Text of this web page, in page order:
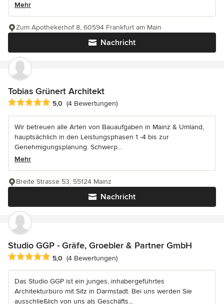
Mehr
Nachricht
Zum Apothekerhof 8, 60594 Frankfurt am Main
Tobias Grünert Architekt
Durchschnittliche Bewertung: 5 von 5 Sternen
5,0 (4 Bewertungen)
Wir betreuen alle Arten von Bauaufgaben in Mainz & Umland,
hauptsächlich in den Leistungsphasen 1 -4 bis zur
Genehmigungsplanung. Schwerp...
Mehr
Nachricht
Breite Strasse 53, 55124 Mainz
Studio GGP - Gräfe, Groebler & Partner GmbH
Durchschnittliche Bewertung: 5 von 5 Sternen
5,0 (4 Bewertungen)
Das Studio GGP ist ein junges, inhabergeführtes
Architekturbüro mit Sitz in Darmstadt. Bei uns werden Sie
ausschließlich von uns als Geschäfts...